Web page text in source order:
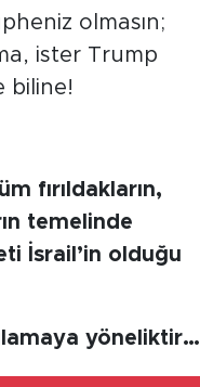
olmasın;
ister Trump
biline!
fırıldakların,
temelinde
İsrail’in olduğu
yöneliktir…